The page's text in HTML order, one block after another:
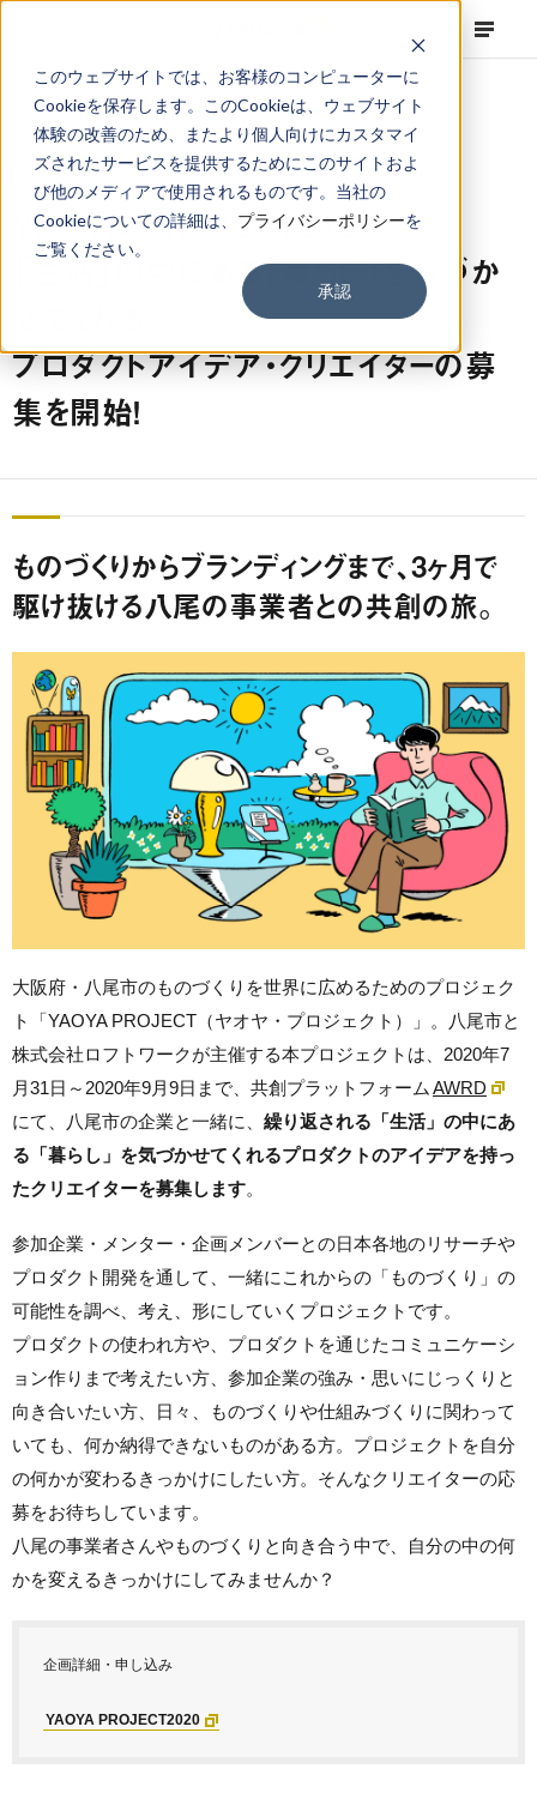
このウェブサイトでは、お客様のコンピューターに
Cookieを保存します。このCookieは、ウェブサイト
体験の改善のため、またより個人向けにカスタマイ
ズされたサービスを提供するためにこのサイトおよ
び他のメディアで使用されるものです。当社の
Cookieについての詳細は、 プライバシーポリシーを
ご覧ください。
承認
NEWS Projects, Topics 2020.08.03
YAOYA PROJECT2020
「生活」の中にある「暮らし」を気づか
プロダクトアイデア・クリエイターの募
集を開始！
ものづくりからブランディングまで、3ヶ月で
駆け抜ける八尾の事業者との共創の旅。
大阪府・八尾市のものづくりを世界に広めるためのプロジェク
ト「YAOYA PROJECT（ヤオヤ・プロジェクト）」。八尾市と
株式会社ロフトワークが主催する本プロジェクトは、2020年7
月31日～2020年9月9日まで、共創プラットフォーム AWRD
にて、
八尾市の企業と一緒に、 繰り返される 「生活」の中にあ
る「暮らし」を気づかせてくれるプロダクトのアイデアを持っ
たクリエイターを募集します。
参加企業・メンター・企画メンバーとの日本各地のリサーチや
プロダクト開発を通して、一緒にこれからの「ものづくり」の
可能性を調べ、考え、形にしていくプロジェクトです。
プロダクトの使われ方や、プロダクトを通じたコミュニケーシ
ョン作りまで考えたい方、参加企業の強み・思いにじっくりと
向き合いたい方、日々、ものづくりや仕組みづくりに関わって
いても、何か納得できないものがある方。プロジェクトを自分
の何かが変わるきっかけにしたい方。そんなクリエイターの応
募をお待ちしています。
八尾の事業者さんやものづくりと向き合う中で、自分の中の何
かを変えるきっかけにしてみませんか？
企画詳細・申し込み
YAOYA PROJECT2020